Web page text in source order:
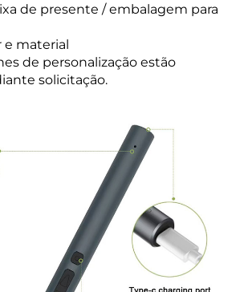
de presente / embalagem para
e material
de personalização estão
solicitação.